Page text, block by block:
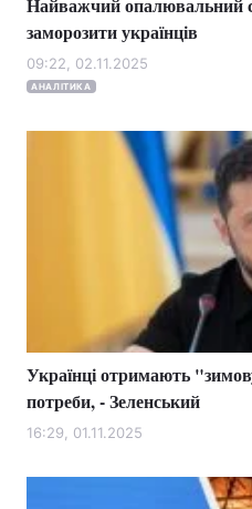
заморозити українців
09:22, 02.11.2025
АНАЛІТИКА
Українці отримають
потреби, - Зеленський
16:29, 01.11.2025